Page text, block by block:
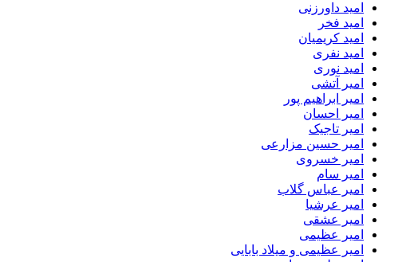
امید داورزنی
امید فخر
امید کریمیان
امید نفری
امید نوری
امیر آتشی
امیر ابراهیم پور
امیر احسان
امیر تاجیک
امیر حسین مزارعی
امیر خسروی
امیر سام
امیر عباس گلاب
امیر عرشیا
امیر عشقی
امیر عظیمی
امیر عظیمی و میلاد بابایی